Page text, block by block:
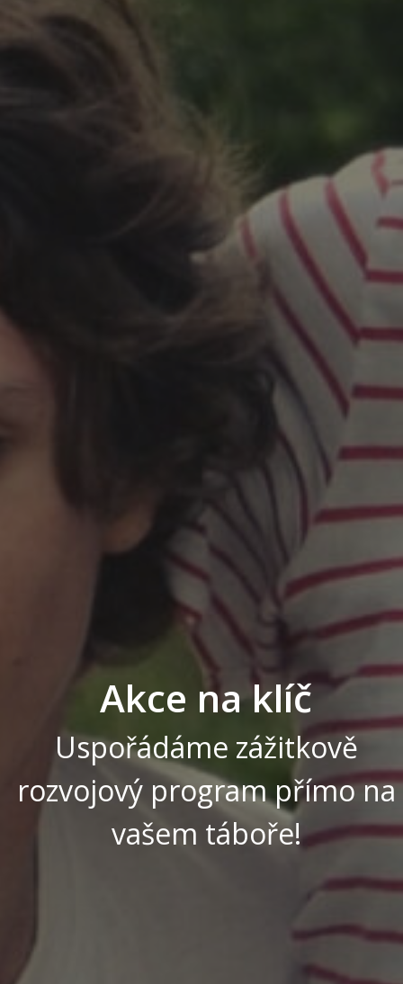
Akce naklíč
Uspořádáme zážitkově
rozvojový program přímo na
vašem táboře!